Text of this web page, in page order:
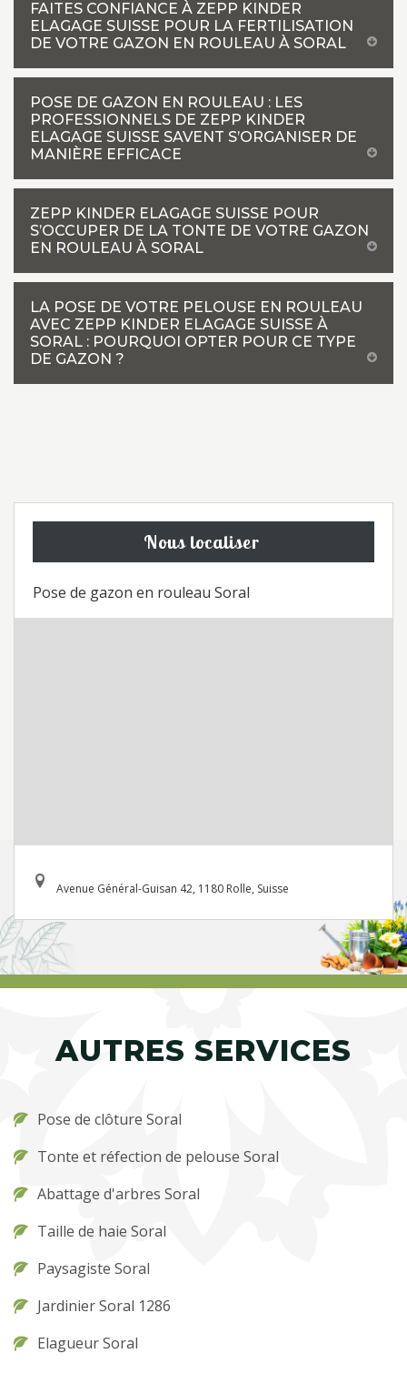
FAITES CONFIANCE À ZEPP KINDER
ELAGAGE SUISSE POUR LA FERTILISATION
DE VOTRE GAZON EN ROULEAU À SORAL
POSE DE GAZON EN ROULEAU : LES
PROFESSIONNELS DE ZEPP KINDER
ELAGAGE SUISSE SAVENT S’ORGANISER DE
MANIÈRE EFFICACE
ZEPP KINDER ELAGAGE SUISSE POUR
S’OCCUPER DE LA TONTE DE VOTRE GAZON
EN ROULEAU À SORAL
LA POSE DE VOTRE PELOUSE EN ROULEAU
AVEC ZEPP KINDER ELAGAGE SUISSE À
SORAL : POURQUOI OPTER POUR CE TYPE
DE GAZON ?
Nous localiser
Pose de gazon en rouleau Soral
Avenue Général-Guisan 42, 1180 Rolle, Suisse
AUTRES SERVICES
Pose de clôture Soral
Tonte et réfection de pelouse Soral
Abattage d'arbres Soral
Taille de haie Soral
Paysagiste Soral
Jardinier Soral 1286
Elagueur Soral